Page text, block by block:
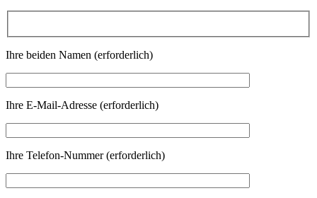
Ihre beiden Namen (erforderlich)
Ihre E-Mail-Adresse (erforderlich)
Ihre Telefon-Nummer (erforderlich)